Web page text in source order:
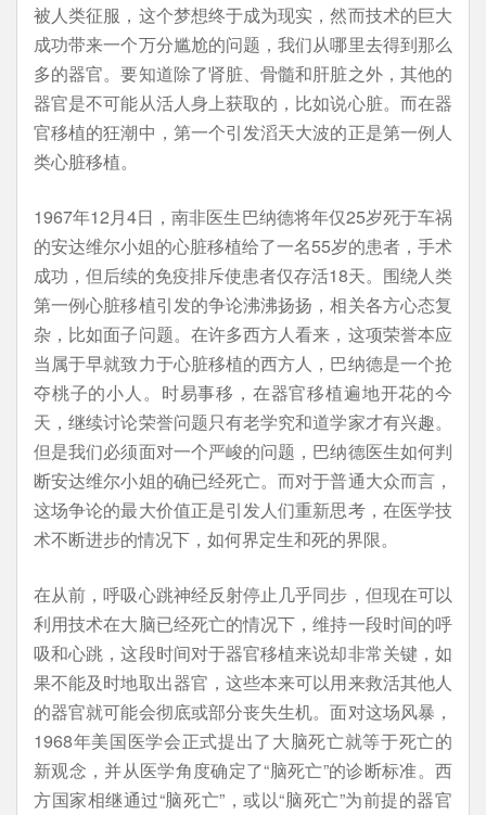
被人类征服，这个梦想终于成为现实，然而技术的巨大
成功带来一个万分尴尬的问题，我们从哪里去得到那么
多的器官。要知道除了肾脏、骨髓和肝脏之外，其他的
器官是不可能从活人身上获取的，比如说心脏。而在器
官移植的狂潮中，第一个引发滔天大波的正是第一例人
类心脏移植。
1967年12月4日，南非医生巴纳德将年仅25岁死于车祸
的安达维尔小姐的心脏移植给了一名55岁的患者，手术
成功，但后续的免疫排斥使患者仅存活18天。围绕人类
第一例心脏移植引发的争论沸沸扬扬，相关各方心态复
杂，比如面子问题。在许多西方人看来，这项荣誉本应
当属于早就致力于心脏移植的西方人，巴纳德是一个抢
夺桃子的小人。时易事移，在器官移植遍地开花的今
天，继续讨论荣誉问题只有老学究和道学家才有兴趣。
但是我们必须面对一个严峻的问题，巴纳德医生如何判
断安达维尔小姐的确已经死亡。而对于普通大众而言，
这场争论的最大价值正是引发人们重新思考，在医学技
术不断进步的情况下，如何界定生和死的界限。
在从前，呼吸心跳神经反射停止几乎同步，但现在可以
利用技术在大脑已经死亡的情况下，维持一段时间的呼
吸和心跳，这段时间对于器官移植来说却非常关键，如
果不能及时地取出器官，这些本来可以用来救活其他人
的器官就可能会彻底或部分丧失生机。面对这场风暴，
1968年美国医学会正式提出了大脑死亡就等于死亡的
新观念，并从医学角度确定了“脑死亡”的诊断标准。西
方国家相继通过“脑死亡”，或以“脑死亡”为前提的器官